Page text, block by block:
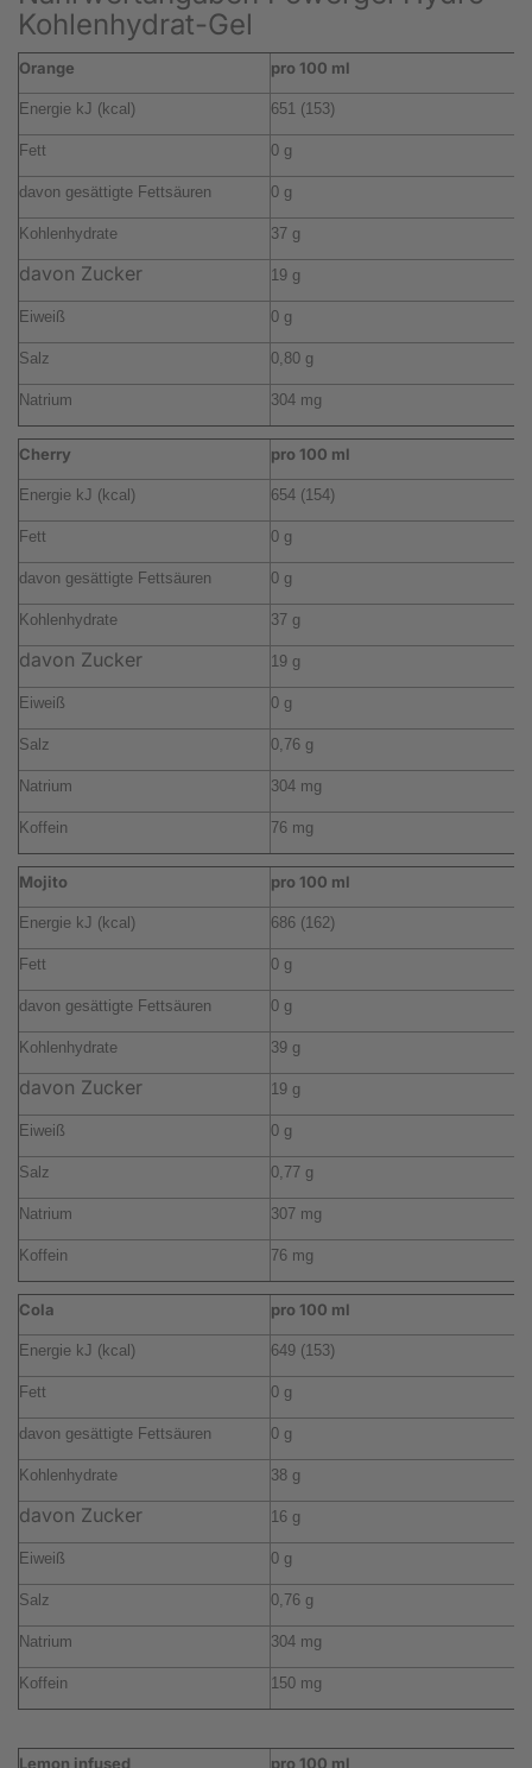
Kohlenhydrat-Gel
Orange pro 100 ml
Energie kJ (kcal) 651 (153)
Fett 0 g
davon gesättigte Fettsäuren 0 g
Kohlenhydrate 37 g
davon Zucker 19 g
Eiweiß 0 g
Salz 0,80 g
Natrium 304 mg
Cherry pro 100 ml
Energie kJ (kcal) 654 (154)
Fett 0 g
davon gesättigte Fettsäuren 0 g
Kohlenhydrate 37 g
davon Zucker 19 g
Eiweiß 0 g
Salz 0,76 g
Natrium 304 mg
Koffein 76 mg
Mojito pro 100 ml
Energie kJ (kcal) 686 (162)
Fett 0 g
davon gesättigte Fettsäuren 0 g
Kohlenhydrate 39 g
davon Zucker 19 g
Eiweiß 0 g
Salz 0,77 g
Natrium 307 mg
Koffein 76 mg
Cola pro 100 ml
Energie kJ (kcal) 649 (153)
Fett 0 g
davon gesättigte Fettsäuren 0 g
Kohlenhydrate 38 g
davon Zucker 16 g
Eiweiß 0 g
Salz 0,76 g
Natrium 304 mg
Koffein 150 mg
Lemon infused pro 100 ml